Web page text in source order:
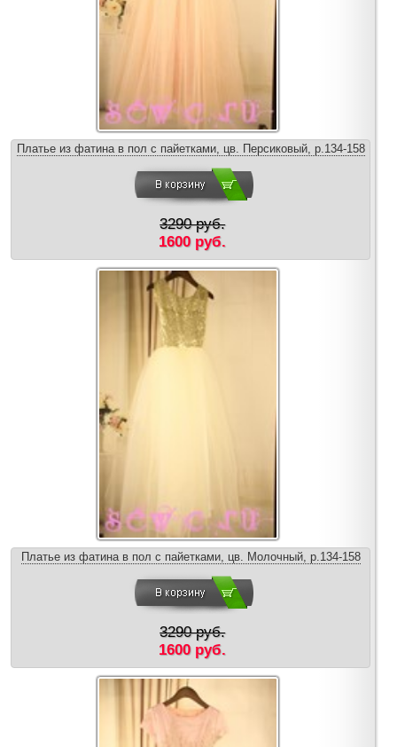
Платье из фатина в пол с пайетками, цв. Персиковый, р.134-158
3290 руб.
1600 руб.
Платье из фатина в пол с пайетками, цв. Молочный, р.134-158
3290 руб.
1600 руб.